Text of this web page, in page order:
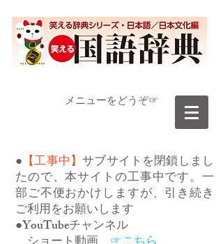
​メニューをどうぞ☞
● 【工事中】サブサイトを閉鎖しまし
たので、本サイトの工事中です。一
部ご不便おかけしますが、引き続き
ご利用をお願いします
●YouTubeチャンネル